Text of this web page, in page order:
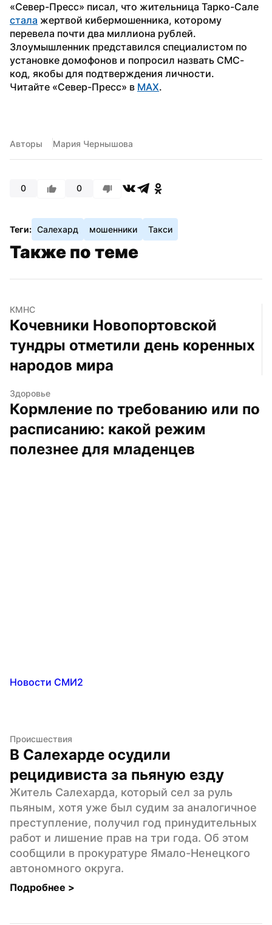
стала жертвой кибермошенника, которому
перевела почти два миллиона рублей.
Злоумышленник представился специалистом по
установке домофонов и попросил назвать СМС-
код, якобы для подтверждения личности.
Читайте «Север-Пресс» в MAX.
Авторы Мария Чернышова
0 0
Теги: Салехард мошенники Такси
Также по теме
КМНС
Кочевники Новопортовской
тундры отметили день коренных
народов мира
Здоровье
Кормление по требованию или по
расписанию: какой режим
полезнее для младенцев
Новости СМИ2
Происшествия
В Салехарде осудили
рецидивиста за пьяную езду
Житель Салехарда, который сел за руль
пьяным, хотя уже был судим за аналогичное
преступление, получил год принудительных
работ и лишение прав на три года. Об этом
сообщили в прокуратуре Ямало-Ненецкого
автономного округа.
Подробнее >